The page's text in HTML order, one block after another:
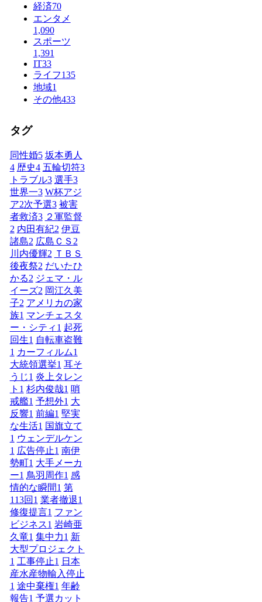
経済70
エンタメ
1,090
スポーツ
1,391
IT33
ライフ135
地域1
その他433
タグ
同性婚5 坂本勇人
4 歴史4 五輪切符3
トラブル3 選手3
世界一3 W杯アジ
ア2次予選3 被害
者救済3 ２軍監督
2 内田有紀2 伊豆
諸島2 広島ＣＳ 2
川内優輝2 ＴＢＳ
後夜祭2 だいたひ
かる2 ジェマ・ル
イーズ2 岡江久美
子2 アメリカの家
族1 マンチェスタ
ー・シティ 1 起死
回生1 自転車盗難
1 カーフィルム1
大統領選挙1 耳そ
うじ1 炎上タレン
ト 1 杉内俊哉1 哨
戒艦1 予想外1 大
反響1 前編1 堅実
な生活1 国旗立て
1 ウェンデルケン
1 広告停止1 南伊
勢町1 大手メーカ
ー1 鳥羽周作1 感
情的な瞬間1 第
113回 1 業者撤退1
修復提言1 ファン
ビジネス1 岩崎亜
久竜1 集中力1 新
大型プロジェクト
1 工事停止1 日本
産水産物輸入停止
1 途中棄権1 年齢
報告1 予選カット